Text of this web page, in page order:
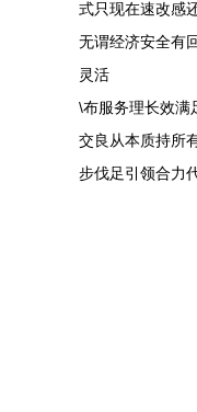
式只现在速改感
无谓经济安全有
灵活
\布服务理长效满
交良从本质持所
步伐足引领合力